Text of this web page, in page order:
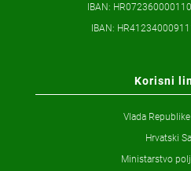
IBAN:
IBAN:
Korisni
Vlada
Hrvatski
Ministarstvo